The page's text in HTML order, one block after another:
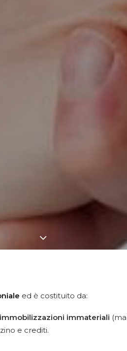
ed è costituito da:
immobilizzazioni immateriali
e crediti.